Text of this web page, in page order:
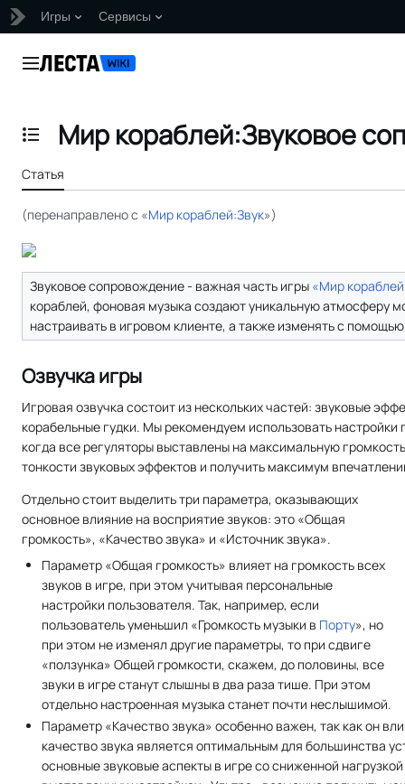
Игры Сервисы
Главное меню
Отобразить/Скрыть содержание
Мир кораблей:Звуковое
Статья
(перенаправлено с «Мир кораблей:Звук»)
Звуковое сопровождение - важная часть игры «Мир
кораблей, фоновая музыка создают уникальную атмосферу
настраивать в игровом клиенте, а также изменять с
Озвучка игры
Игровая озвучка состоит из нескольких частей: звуковые
корабельные гудки. Мы рекомендуем использовать
когда все регуляторы выставлены на максимальную
тонкости звуковых эффектов и получить максимум
Отдельно стоит выделить три параметра, оказывающих
основное влияние на восприятие звуков: это «Общая
громкость», «Качество звука» и «Источник звука».
Параметр «Общая громкость» влияет на громкость всех
звуков в игре, при этом учитывая персональные
настройки пользователя. Так, например, если
пользователь уменьшил «Громкость музыки в Порту», но
при этом не изменял другие параметры, то при сдвиге
«ползунка» Общей громкости, скажем, до половины, все
звуки в игре станут слышны в два раза тише. При этом
отдельно настроенная музыка станет почти неслышимой.
Параметр «Качество звука» особенно важен, так как он
качество звука является оптимальным для большинства
основные звуковые аспекты в игре со сниженной